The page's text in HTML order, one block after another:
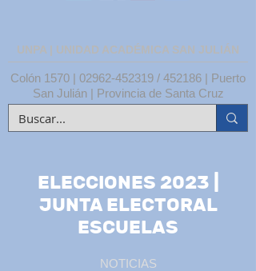
UNPA | UNIDAD ACADÉMICA SAN JULIÁN
Colón 1570 | 02962-452319 / 452186 | Puerto
San Julián | Provincia de Santa Cruz
ELECCIONES 2023 |
JUNTA ELECTORAL
ESCUELAS
NOTICIAS